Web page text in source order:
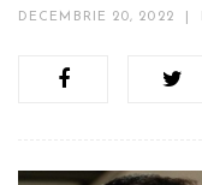
DECEMBRIE 20, 2022